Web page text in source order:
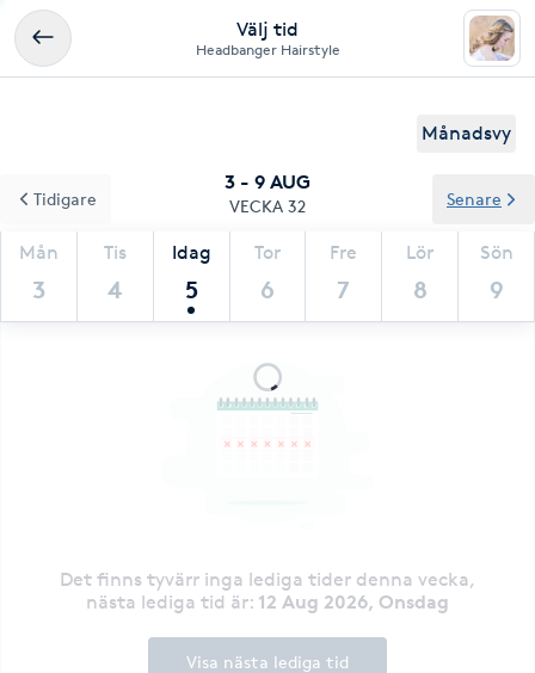
Välj tid
Headbanger Hairstyle
Månadsvy
3 - 9 AUG
VECKA 32
Mån
3
Tis
4
Idag
5
Tor
6
Fre
7
Lör
8
Sön
9
Tidigare Senare
Det finns tyvärr inga lediga tider denna vecka,
nästa lediga tid är: 12 Aug 2026, Onsdag
Visa nästa lediga tid